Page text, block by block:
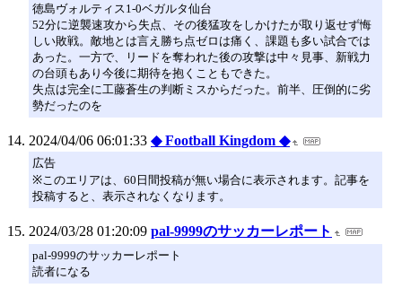
徳島ヴォルティス1-0ベガルタ仙台
52分に逆襲速攻から失点、その後猛攻をしかけたが取り返せず悔
しい敗戦。敵地とは言え勝ち点ゼロは痛く、課題も多い試合では
あった。一方で、リードを奪われた後の攻撃は中々見事、新戦力
の台頭もあり今後に期待を抱くこともできた。
失点は完全に工藤蒼生の判断ミスからだった。前半、圧倒的に劣
勢だったのを
2024/04/06 06:01:33 ◆ Football Kingdom ◆
広告
※このエリアは、60日間投稿が無い場合に表示されます。記事を
投稿すると、表示されなくなります。
2024/03/28 01:20:09 pal-9999のサッカーレポート
pal-9999のサッカーレポート
読者になる